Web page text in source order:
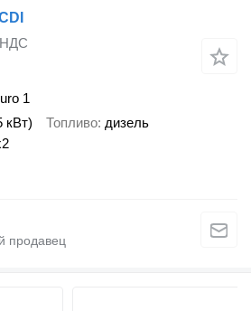
1
кВт) Топливо дизель